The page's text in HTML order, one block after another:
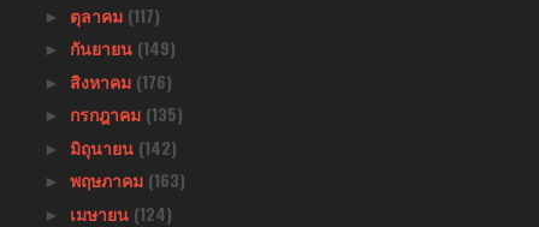
► ตุลาคม (117)
► กันยายน (149)
► สิงหาคม (176)
► กรกฎาคม (135)
► มิถุนายน (142)
► พฤษภาคม (163)
► เมษายน (124)